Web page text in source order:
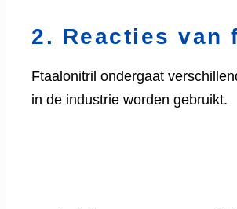
2. Reacties van
Ftaalonitril ondergaat
in de industrie worden gebruikt.